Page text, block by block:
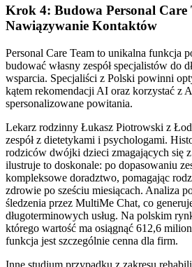
Krok 4: Budowa Personal Care
Nawiązywanie Kontaktów
Personal Care Team to unikalna funkcja
budować własny zespół specjalistów do
wsparcia. Specjaliści z Polski powinni
kątem rekomendacji AI oraz korzystać z
spersonalizowane powitania.
Lekarz rodzinny Łukasz Piotrowski z
zespół z dietetykami i psychologami.
rodziców dwójki dzieci zmagających się z
ilustruje to doskonale: po dopasowaniu
kompleksowe doradztwo, pomagając
zdrowie po sześciu miesiącach. Analiza
śledzenia przez MultiMe Chat, co
długoterminowych usług. Na polskim
którego wartość ma osiągnąć 612,6
funkcja jest szczególnie cenna dla firm.
Inne studium przypadku z zakresu